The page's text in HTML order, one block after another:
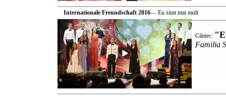
Internationale Freundschaft 2016— Eu simt mai mult
Cântec:
Familia